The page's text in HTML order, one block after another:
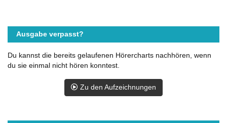
Ausgabe verpasst?
Du kannst die bereits gelaufenen Hörercharts nachhören, wenn
du sie einmal nicht hören konntest.
Zu den Aufzeichnungen